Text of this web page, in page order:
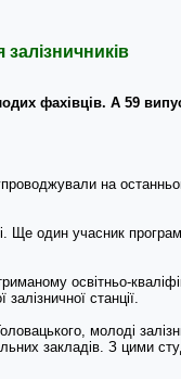
фахівців. А 59
на
Ще один учасник
освітньо-
станції.
молоді
закладів. З цими